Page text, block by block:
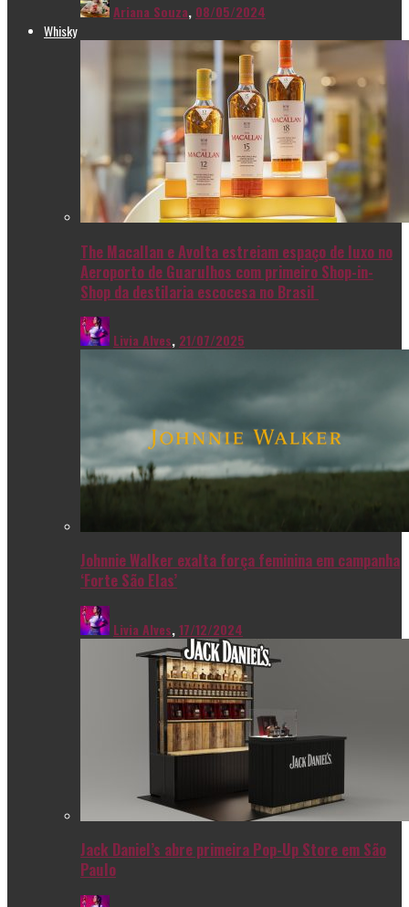
Ariana Souza, 08/05/2024
Whisky
The Macallan e Avolta estreiam espaço de luxo no
Aeroporto de Guarulhos com primeiro Shop-in-
Shop da destilaria escocesa no Brasil
Livia Alves, 21/07/2025
Johnnie Walker exalta força feminina em campanha
‘Forte São Elas’
Livia Alves,17/12/2024
Jack Daniel’s abre primeira Pop-Up Store em São
Paulo